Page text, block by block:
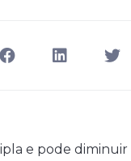
e pode diminuir